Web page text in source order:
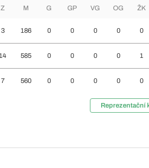
Z M G GP VG OG ŽK
3 186 0 0 0 0 0
585 0 0 0 0 1
7 560 0 0 0 0 0
Reprezentační